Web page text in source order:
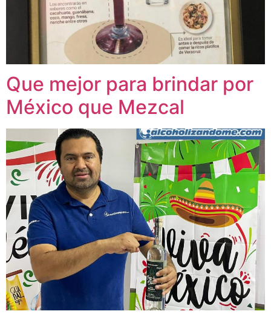
Que mejor para brindar por
México que Mezcal